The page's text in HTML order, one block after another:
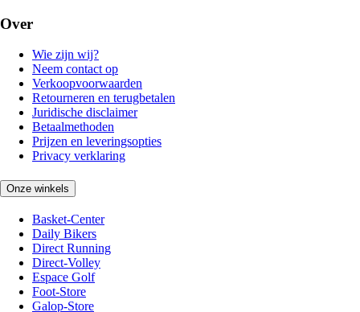
Over
Wie zijn wij?
Neem contact op
Verkoopvoorwaarden
Retourneren en terugbetalen
Juridische disclaimer
Betaalmethoden
Prijzen en leveringsopties
Privacy verklaring
Onze winkels
Basket-Center
Daily Bikers
Direct Running
Direct-Volley
Espace Golf
Foot-Store
Galop-Store